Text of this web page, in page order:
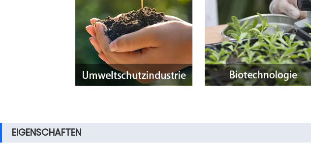
EIGENSCHAFTEN